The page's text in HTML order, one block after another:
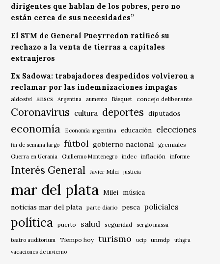
dirigentes que hablan de los pobres, pero no
están cerca de sus necesidades”
El STM de General Pueyrredon ratificó su
rechazo a la venta de tierras a capitales
extranjeros
Ex Sadowa: trabajadores despedidos volvieron a
reclamar por las indemnizaciones impagas
aldosivi anses Argentina aumento Básquet concejo deliberante
Coronavirus cultura deportes diputados
economía Economía argentina educación elecciones
fin de semana largo fútbol gobierno nacional gremiales
Guerra en Ucrania Guillermo Montenegro indec inflación informe
Interés General Javier Milei justicia
mar del plata Milei música
noticias mar del plata
parte diario pesca policiales
política puerto salud seguridad sergio massa
teatro auditorium Tiempo hoy turismo ucip unmdp
uthgra
vacaciones de invierno